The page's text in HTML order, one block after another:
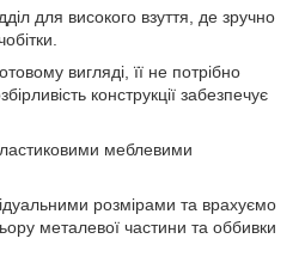
для високого взуття, де зручно
вигляді, її не потрібно
конструкції забезпечує
меблевими
розмірами та врахуємо
металевої частини та оббивки